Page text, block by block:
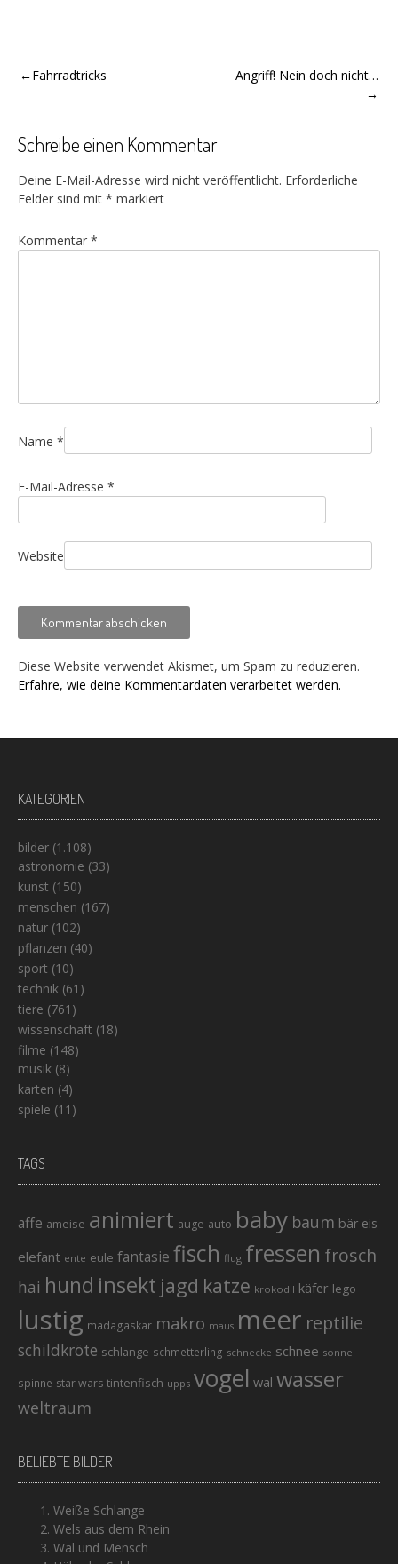
Angriff! Nein doch nicht…
Fahrradtricks
Schreibe einen Kommentar
Deine E-Mail-Adresse wird nicht veröffentlicht. Erforderliche
Felder sind mit * markiert
Kommentar *
Name *
E-Mail-Adresse *
Website
Diese Website verwendet Akismet, um Spam zu reduzieren.
Erfahre, wie deine Kommentardaten verarbeitet werden.
KATEGORIEN
bilder (1.108)
astronomie (33)
kunst (150)
menschen (167)
natur (102)
pflanzen (40)
sport (10)
technik (61)
tiere (761)
wissenschaft (18)
filme (148)
musik (8)
karten (4)
spiele (11)
TAGS
affe ameise animiert auge auto baby baum bär eis
elefant ente eule fantasie fisch flug fressen frosch
hai hund insekt jagd katze krokodil käfer lego
lustig madagaskar makro maus meer reptilie
schildkröte schlange schmetterling schnecke schnee sonne
spinne star wars tintenfisch upps vogel wal wasser
weltraum
BELIEBTE BILDER
Weiße Schlange
Wels aus dem Rhein
Wal und Mensch